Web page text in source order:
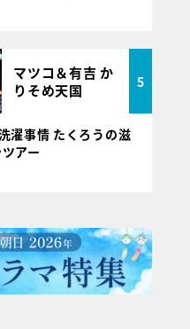
マツコ＆有吉 か
りそめ天国
5
濯事情 たくろうの滋
アー